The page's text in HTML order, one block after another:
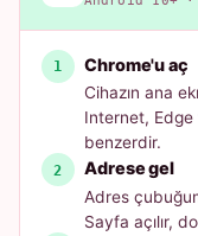
Chrome'u aç
Cihazın ana
Internet, Edge
benzerdir.
Adrese gel
Adres
Sayfa açılır,